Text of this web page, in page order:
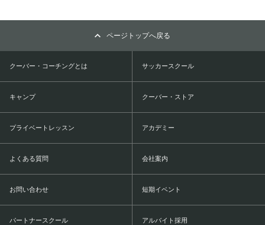
ページトップへ戻る
クーバー・コーチングとは サッカースクール
キャンプ クーバー・ストア
プライベートレッスン アカデミー
よくある質問 会社案内
お問い合わせ 短期イベント
パートナースクール アルバイト採用